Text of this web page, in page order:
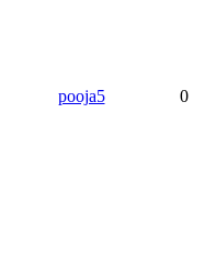
pooja5 0